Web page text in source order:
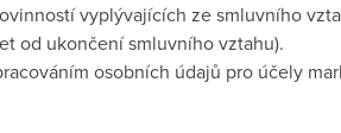
vyplývajících ze smluvního
od ukončení smluvního vztahu).
osobních údajů pro účely